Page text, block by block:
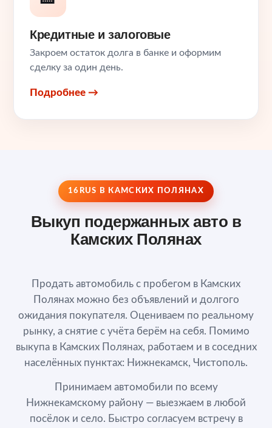
Кредитные и залоговые
Закроем остаток долга в банке и оформим
сделку за один день.
Подробнее →
16RUS В КАМСКИХ ПОЛЯНАХ
Выкуп подержанных авто в
Камских Полянах
Продать автомобиль с пробегом в Камских
Полянах можно без объявлений и долгого
ожидания покупателя. Оцениваем по реальному
рынку, а снятие с учёта берём на себя. Помимо
выкупа в Камских Полянах, работаем и в соседних
населённых пунктах: Нижнекамск, Чистополь.
Принимаем автомобили по всему
Нижнекамскому району — выезжаем в любой
посёлок и село. Быстро согласуем встречу в